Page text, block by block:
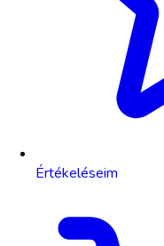
Értékeléseim